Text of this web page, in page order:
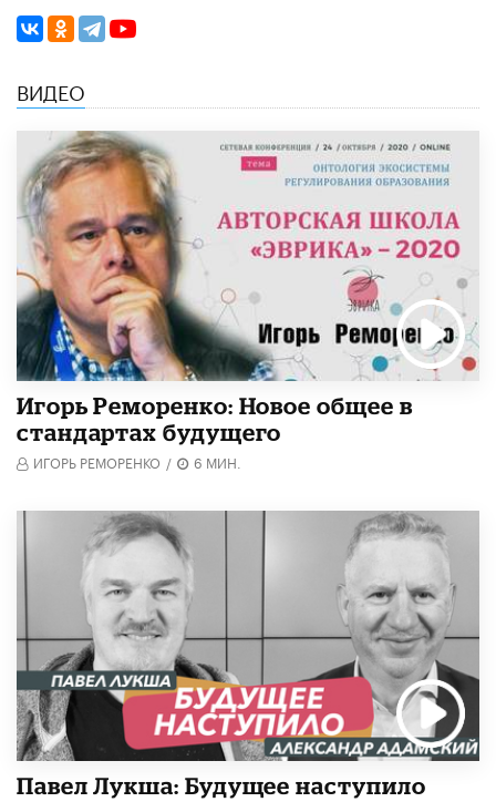
ВИДЕО
Игорь Реморенко: Новое общее в
стандартах будущего
ИГОРЬ РЕМОРЕНКО / 6 МИН.
Павел Лукша: Будущее наступило